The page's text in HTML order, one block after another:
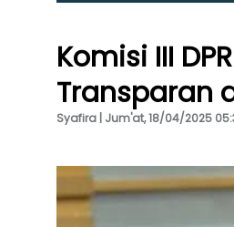
Komisi III
Transparan
Syafira | Jum'at, 18/04/2025